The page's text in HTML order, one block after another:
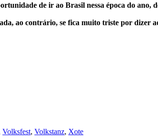
de ir ao Brasil nessa época do ano,
ao contrário, se fica muito triste por dizer
Volksfest, Volkstanz, Xote